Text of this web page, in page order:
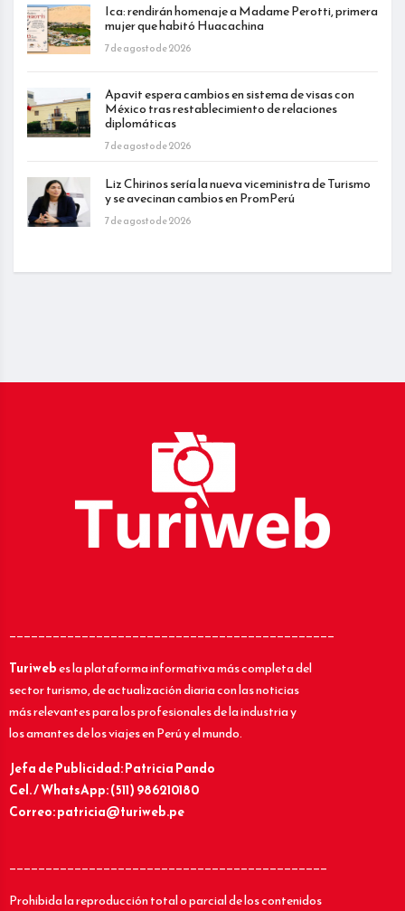
Ica: rendirán homenaje a Madame Perotti, primera
mujer que habitó Huacachina
7 de agosto de 2026
Apavit espera cambios en sistema de visas con
México tras restablecimiento de relaciones
diplomáticas
7 de agosto de 2026
Liz Chirinos sería la nueva viceministra de Turismo
y se avecinan cambios en PromPerú
7 de agosto de 2026
_____________________________________________
Turiwebes la plataforma informativa más completa del
sector turismo, de actualización diaria con las noticias
más relevantes para los profesionales de la industria y
los amantes de los viajes en Perú y el mundo.
Jefa de Publicidad: Patricia Pando
Cel. / WhatsApp: (511) 986210180
Correo: patricia@turiweb.pe
____________________________________________
Prohibida la reproducción total o parcial de los contenidos